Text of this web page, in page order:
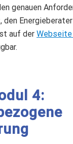
genauen
den
auf der Webseite
4: